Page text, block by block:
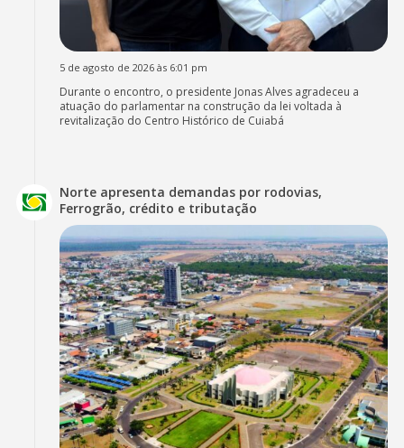
5 de agosto de 2026 às 6:01 pm
Durante o encontro, o presidente Jonas Alves agradeceu a
atuação do parlamentar na construção da lei voltada à
revitalização do Centro Histórico de Cuiabá
Norte apresenta demandas por rodovias,
Ferrogrão, crédito e tributação